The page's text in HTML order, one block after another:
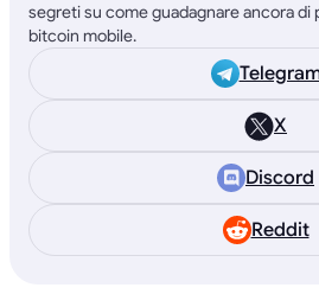
segreti su come guadagnare ancora di
bitcoin mobile.
X
Discord
Reddit